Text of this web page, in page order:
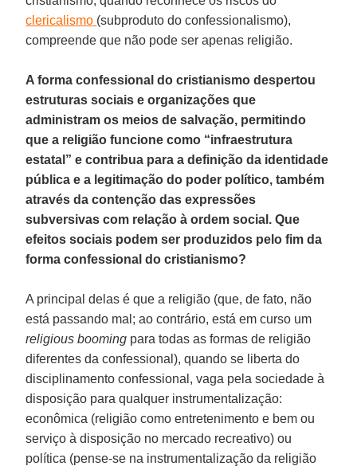
clericalismo (subproduto do confessionalismo),
compreende que não pode ser apenas religião.
A forma confessional do cristianismo despertou
estruturas sociais e organizações que
administram os meios de salvação, permitindo
que a religião funcione como “infraestrutura
estatal” e contribua para a definição da identidade
pública e a legitimação do poder político, também
através da contenção das expressões
subversivas com relação à ordem social. Que
efeitos sociais podem ser produzidos pelo fim da
forma confessional do cristianismo?
A principal delas é que a religião (que, de fato, não
está passando mal; ao contrário, está em curso um
religious booming para todas as formas de religião
diferentes da confessional), quando se liberta do
disciplinamento confessional, vaga pela sociedade à
disposição para qualquer instrumentalização:
econômica (religião como entretenimento e bem ou
serviço à disposição no mercado recreativo) ou
política (pense-se na instrumentalização da religião